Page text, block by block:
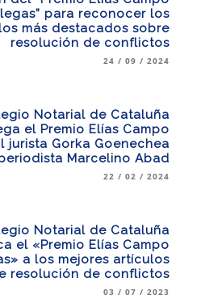
para reconocer los
más destacados sobre
resolución de conflictos
24 / 09 / 2024
Notarial de Cataluña
el Premio Elías Campo
jurista Gorka Goenechea
Marcelino Abad
22 / 02 / 2024
Notarial de Cataluña
el «Premio Elías Campo
a los mejores artículos
resolución de conflictos
03 / 07 / 2023